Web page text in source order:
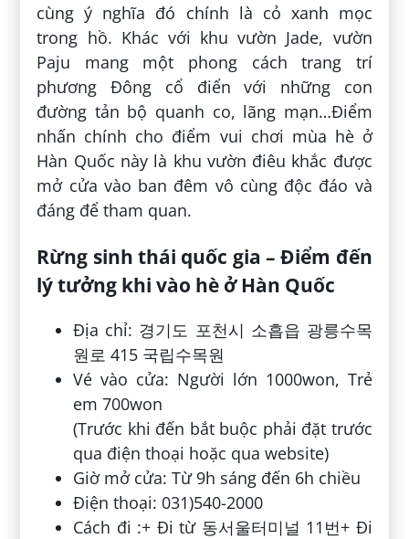
cùng ý nghĩa đó chính là cỏ xanh mọc
trong hồ. Khác với khu vườn Jade, vườn
Paju mang một phong cách trang trí
phương Đông cổ điển với những con
đường tản bộ quanh co, lãng mạn…Điểm
nhấn chính cho điểm vui chơi mùa hè ở
Hàn Quốc này là khu vườn điêu khắc được
mở cửa vào ban đêm vô cùng độc đáo và
đáng để tham quan.
Rừng sinh thái quốc gia – Điểm đến
lý tưởng khi vào hè ở Hàn Quốc
Địa chỉ: 경기도 포천시 소흡읍 광릉수목
원로 415 국립수목원
Vé vào cửa: Người lớn 1000won, Trẻ
em 700won
(Trước khi đến bắt buộc phải đặt trước
qua điện thoại hoặc qua website)
Giờ mở cửa: Từ 9h sáng đến 6h chiều
Điện thoại: 031)540-2000
Cách đi :+ Đi từ 동서울터미널 11번+ Đi